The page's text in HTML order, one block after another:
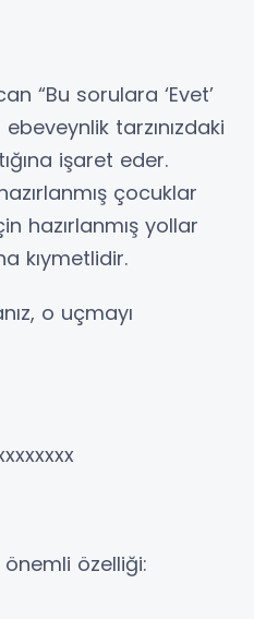
“Bu sorulara ‘Evet’
tarzınızdaki
işaret eder.
çocuklar
hazırlanmış yollar
kıymetlidir.
o uçmayı
özelliği: